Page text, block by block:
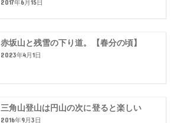
2017年6月15日
赤坂山と残雪の下り道。【春分の頃】
2023年4月1日
三角山登山は円山の次に登ると楽しい
2016年9月3日